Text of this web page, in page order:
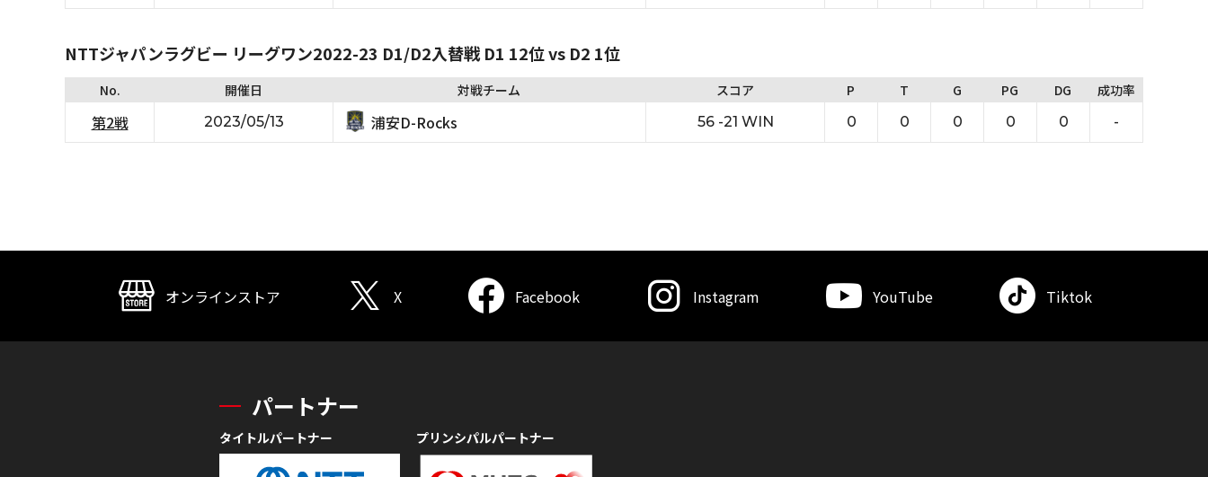
NTTジャパンラグビー リーグワン2022-23 D1/D2入替戦 D1 12位 vs D2 1位
No. 開催日 対戦チーム スコア P T G PG DG 成功率
第2戦 2023/05/13 浦安D-Rocks 56 -21 WIN 0 0 0 0 0 -
オンラインストア X Facebook Instagram YouTube Tiktok
パートナー
タイトルパートナー プリンシパルパートナー